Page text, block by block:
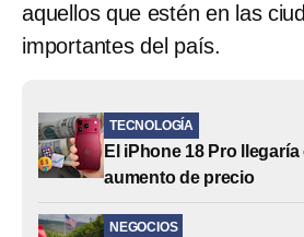
aquellos que estén en las
importantes del país.
TECNOLOGÍA
El iPhone 18 Pro
aumento de precio
NEGOCIOS